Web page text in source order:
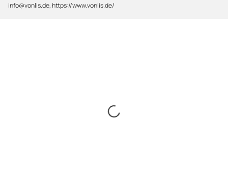
info@vonlis.de, https://www.vonlis.de/